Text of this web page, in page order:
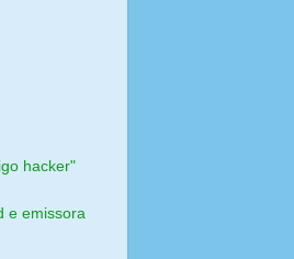
hacker"
e emissora